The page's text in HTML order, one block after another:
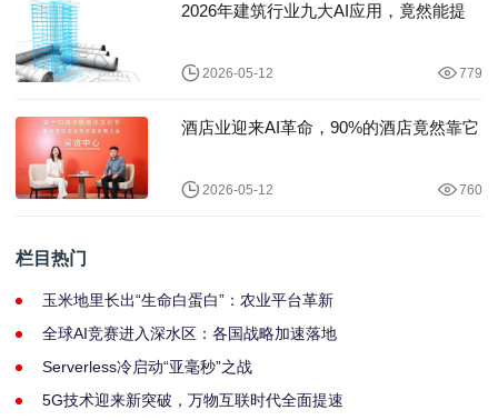
2026年建筑行业九大AI应用，竟然能提
2026-05-12 779
酒店业迎来AI革命，90%的酒店竟然靠它
2026-05-12 760
栏目热门
玉米地里长出“生命白蛋白”：农业平台革新
全球AI竞赛进入深水区：各国战略加速落地
Serverless冷启动“亚毫秒”之战
5G技术迎来新突破，万物互联时代全面提速